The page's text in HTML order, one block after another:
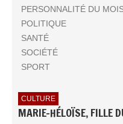
PERSONNALITÉ DU
POLITIQUE
SANTÉ
SOCIÉTÉ
SPORT
CULTURE
MARIE-HÉLOÏSE, FILLE